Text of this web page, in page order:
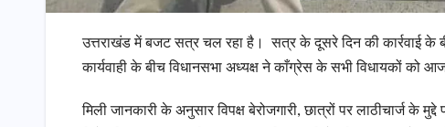
उत्तराखंड में बजट सत्र चल रहा है। सत्र के दूसरे दिन की कार्रवाई के
कार्यवाही के बीच विधानसभा अध्यक्ष ने काँग्रेस के सभी विधायकों को
मिली जानकारी के अनुसार विपक्ष बेरोजगारी, छात्रों पर लाठीचार्ज